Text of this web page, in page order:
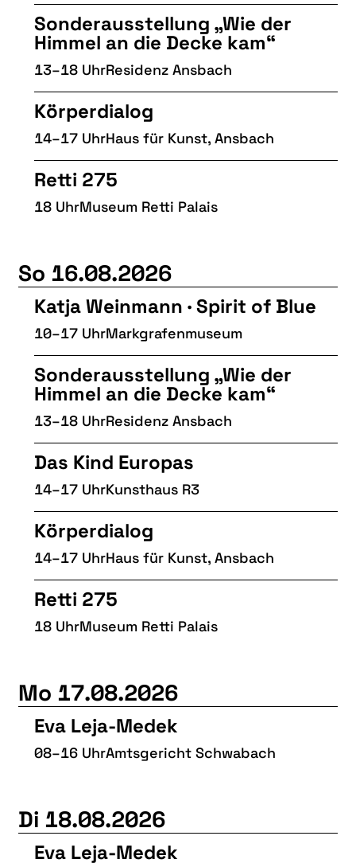
Sonderausstellung „Wie der
Himmel an die Decke kam“
13–18 UhrResidenz Ansbach
Körperdialog
14–17 UhrHaus für Kunst, Ansbach
Retti 275
18 UhrMuseum Retti Palais
So 16.08.2026
Katja Weinmann · Spirit of Blue
10–17 UhrMarkgrafenmuseum
Sonderausstellung „Wie der
Himmel an die Decke kam“
13–18 UhrResidenz Ansbach
Das Kind Europas
14–17 UhrKunsthaus R3
Körperdialog
14–17 UhrHaus für Kunst, Ansbach
Retti 275
18 UhrMuseum Retti Palais
Mo 17.08.2026
Eva Leja-Medek
08–16 UhrAmtsgericht Schwabach
Di 18.08.2026
Eva Leja-Medek